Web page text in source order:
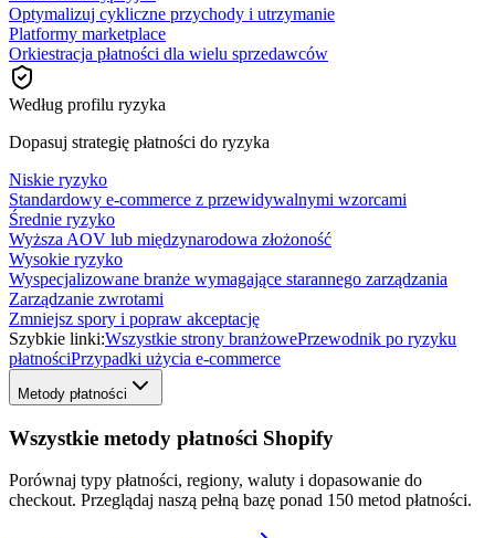
Optymalizuj cykliczne przychody i utrzymanie
Platformy marketplace
Orkiestracja płatności dla wielu sprzedawców
Według profilu ryzyka
Dopasuj strategię płatności do ryzyka
Niskie ryzyko
Standardowy e-commerce z przewidywalnymi wzorcami
Średnie ryzyko
Wyższa AOV lub międzynarodowa złożoność
Wysokie ryzyko
Wyspecjalizowane branże wymagające starannego zarządzania
Zarządzanie zwrotami
Zmniejsz spory i popraw akceptację
Szybkie linki:Wszystkie strony branżowePrzewodnik po ryzyku
płatnościPrzypadki użycia e-commerce
Metody płatności
Wszystkie metody płatności Shopify
Porównaj typy płatności, regiony, waluty i dopasowanie do
checkout. Przeglądaj naszą pełną bazę ponad 150 metod płatności.